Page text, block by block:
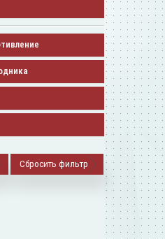
Сбросить фильтр